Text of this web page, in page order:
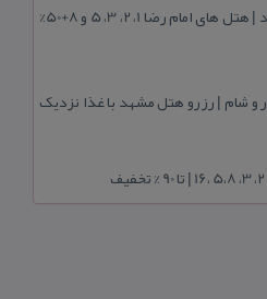
رزرو هتل در خیابان امام رضا مشهد | هتل‌ های امام رضا 1، 2، 3، 5 و 8+50%
و شام | رزرو هتل مشهد با غذا نزدیک